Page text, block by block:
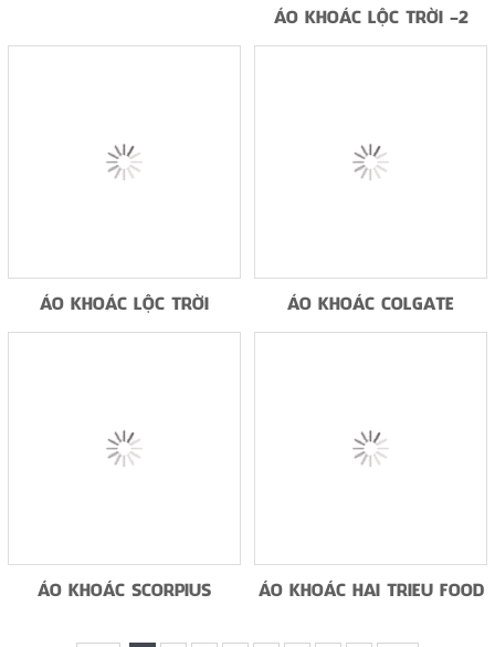
ÁO KHOÁC LỘC TRỜI -2
ÁO KHOÁC LỘC TRỜI ÁO KHOÁC COLGATE
ÁO KHOÁC SCORPIUS ÁO KHOÁC HAI TRIEU FOOD